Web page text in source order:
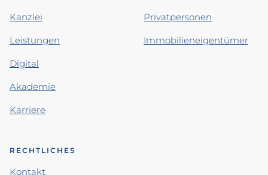
Kanzlei
Leistungen
Digital
Akademie
Karriere
Privatpersonen
Immobilieneigentümer
RECHTLICHES
Kontakt